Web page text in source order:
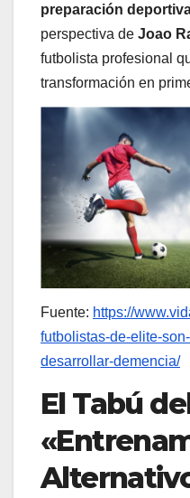
preparación
perspectiva de Joao
futbolista profesional
transformación en
Fuente: https://
futbolistas-de-elite-
desarrollar-demencia/
El Tabú